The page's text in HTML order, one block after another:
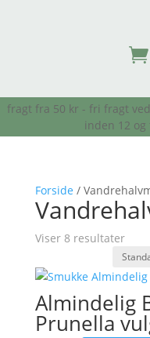
fragt fra 50 kr - fri fragt
inden 12
Forside /
Viser 8 resultater
Almindelig
Prunella